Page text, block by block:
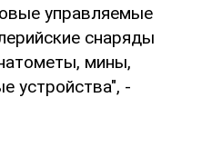
управляемые
снаряды
мины,
устройства", -